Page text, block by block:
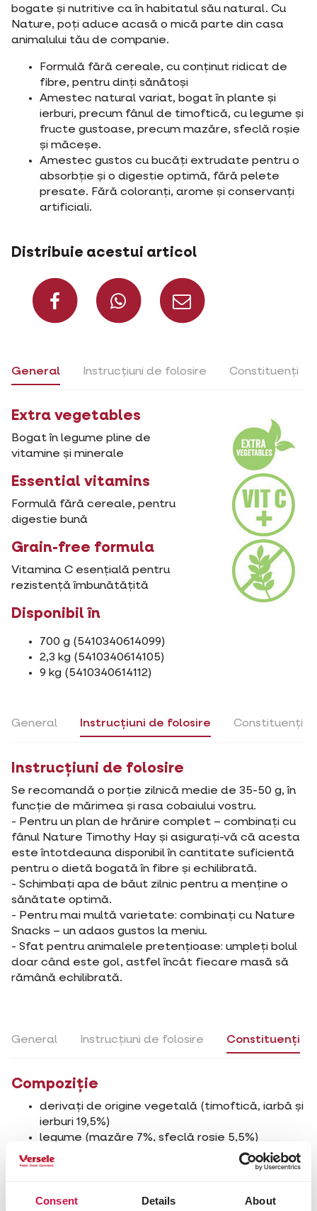
Consent Details About
bogate și nutritive ca în habitatul său natural. Cu
Nature, poți aduce acasă o mică parte din casa
animalului tău de companie.
Formulă fără cereale, cu conținut ridicat de
fibre, pentru dinți sănătoși
Amestec natural variat, bogat în plante și
ierburi, precum fânul de timoftică, cu legume și
fructe gustoase, precum mazăre, sfeclă roșie
și măceșe.
Amestec gustos cu bucăți extrudate pentru o
absorbție și o digestie optimă, fără pelete
presate. Fără coloranți, arome și conservanți
artificiali.
Distribuie acestui articol
Distribuie peDistribuie pe
General Instrucțiuni de folosire Constituenți
Extra vegetables
Bogat în legume pline de
vitamine și minerale
Essential vitamins
Formulă fără cereale, pentru
digestie bună
Grain-free formula
Vitamina C esențială pentru
rezistență îmbunătățită
Disponibil în
700 g (5410340614099)
2,3 kg (5410340614105)
9 kg (5410340614112)
General Instrucțiuni de folosire Constituenți
Instrucțiuni de folosire
Se recomandă o porție zilnică medie de 35-50 g, în
funcție de mărimea și rasa cobaiului vostru.
- Pentru un plan de hrănire complet – combinați cu
fânul Nature Timothy Hay și asigurați-vă că acesta
este întotdeauna disponibil în cantitate suficientă
pentru o dietă bogată în fibre și echilibrată.
- Schimbați apa de băut zilnic pentru a menține o
sănătate optimă.
- Pentru mai multă varietate: combinați cu Nature
Snacks – un adaos gustos la meniu.
- Sfat pentru animalele pretențioase: umpleți bolul
doar când este gol, astfel încât fiecare masă să
rămână echilibrată.
General Instrucțiuni de folosire Constituenți
Compoziție
derivați de origine vegetală (timoftică, iarbă și
ierburi 19,5%)
legume (mazăre 7%, sfeclă roșie 5,5%)
fructe (măceşe 1%)
extracte din proteine vegetale
substanțe minerale